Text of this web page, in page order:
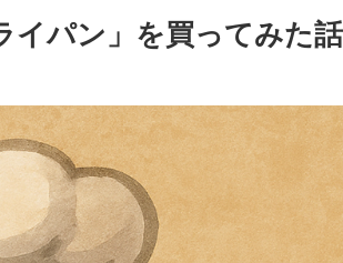
パン」を買ってみた話